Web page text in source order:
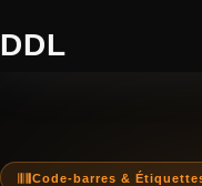
DDL
Code-barres &